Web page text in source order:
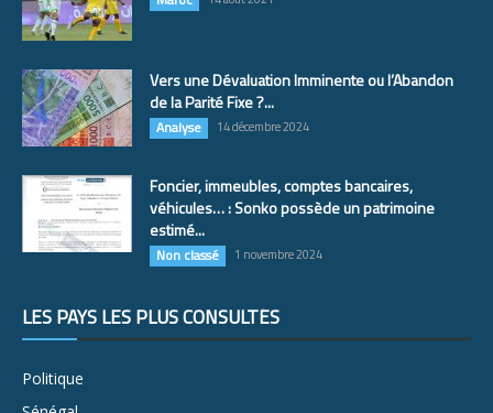
Vers une Dévaluation Imminente ou l’Abandon
de la Parité Fixe ?...
Analyse 14 décembre 2024
Foncier, immeubles, comptes bancaires,
véhicules… : Sonko possède un patrimoine
estimé...
Non classé 1 novembre 2024
LES PAYS LES PLUS CONSULTÉS
Politique